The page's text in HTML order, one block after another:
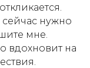
сейчас нужно
мне.
вдохновит на